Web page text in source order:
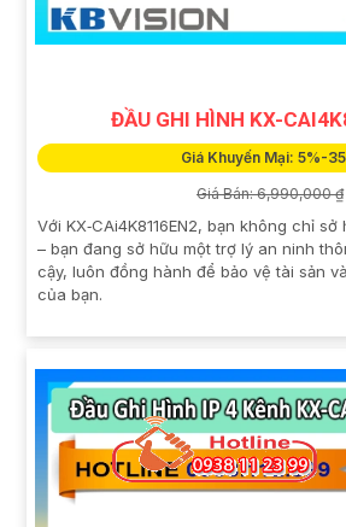
ĐẦU GHI HÌNH KX-
Giá Khuyến Mại: 5%-
Giá Bán: 6,990,000 ₫
Với KX‑CAi4K8116EN2, bạn không chỉ
– bạn đang sở hữu một trợ lý an ninh
cậy, luôn đồng hành để bảo vệ tài sản
của bạn.